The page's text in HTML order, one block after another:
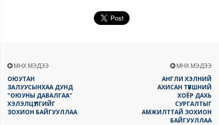
ӨМНӨХ МЭДЭЭ
ОЮУТАН
ЗАЛУУСЫНХАА ДУНД
"ОЮУНЫ ДАВАЛГАА"
ХЭЛЭЛЦҮҮЛГИЙГ
ЗОХИОН БАЙГУУЛЛАА
ӨМНӨХ МЭДЭЭ
АНГЛИ ХЭЛНИЙ
АХИСАН ТҮВШНИЙ
ХОЁР ДАХЬ
СУРГАЛТЫГ
АМЖИЛТТАЙ ЗОХИОН
БАЙГУУЛЛАА